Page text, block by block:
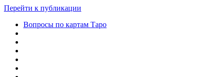
Перейти к публикации
Вопросы по картам Таро